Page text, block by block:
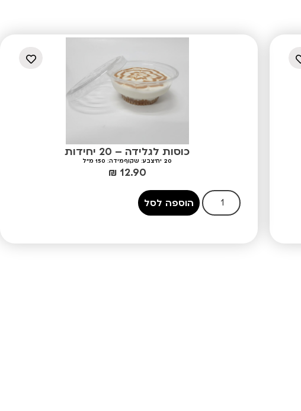
כוסות לגלידה – 20 יחידות
20 יח' צבע: שקוףמידה: 150 מ"ל
₪ 12.90
הוספה לסל